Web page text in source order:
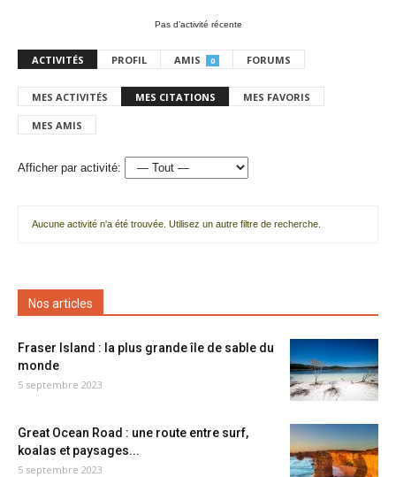
Pas d’activité récente
ACTIVITÉS PROFIL AMIS 0 FORUMS
MES ACTIVITÉS MES CITATIONS MES FAVORIS
MES AMIS
Afficher par activité:
Aucune activité n'a été trouvée. Utilisez un autre filtre de recherche.
Nos articles
Fraser Island : la plus grande île de sable du
monde
5 septembre 2023
Great Ocean Road : une route entre surf,
koalas et paysages...
5 septembre 2023